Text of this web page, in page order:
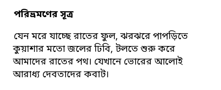
পরিভ্রমণের সূত্র
যেন মরে যাচ্ছে রাতের ফুল, ঝরঝরে পাপড়িতে
কুয়াশার মতো জলের ঢিবি, টলতে শুরু করে
আমাদের রাতের পথ। যেখানে ভোরের আলোই
আরাধ্য দেবতাদের কবাট।